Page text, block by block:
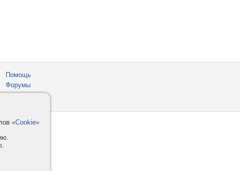
Помощь
Форумы
«Cookie»